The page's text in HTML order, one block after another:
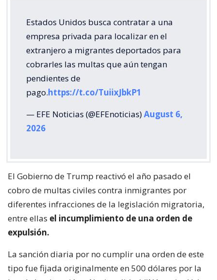
Estados Unidos busca contratar a una
empresa privada para localizar en el
extranjero a migrantes deportados para
cobrarles las multas que aún tengan
pendientes de
pago.https://t.co/TuiixJbkP1
— EFE Noticias (@EFEnoticias)August 6,
2026
El Gobierno de Trump reactivó el año pasado el
cobro de multas civiles contra inmigrantes por
diferentes infracciones de la legislación migratoria,
entre ellas el incumplimiento de una orden de
expulsión.
La sanción diaria por no cumplir una orden de este
tipo fue fijada originalmente en 500 dólares por la